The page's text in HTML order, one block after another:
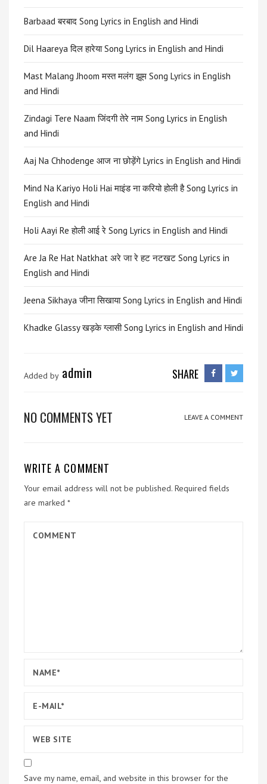
Barbaad बरबाद Song Lyrics in English and Hindi
Dil Haareya दिल हारेया Song Lyrics in English and Hindi
Mast Malang Jhoom मस्त मलंग झूम Song Lyrics in English
and Hindi
Zindagi Tere Naam जिंदगी तेरे नाम Song Lyrics in English
and Hindi
Aaj Na Chhodenge आज ना छोड़ेंगे Lyrics in English and Hindi
Mind Na Kariyo Holi Hai माइंड ना करियो होली है Song Lyrics in
English and Hindi
Holi Aayi Re होली आई रे Song Lyrics in English and Hindi
Are Ja Re Hat Natkhat अरे जा रे हट नटखट Song Lyrics in
English and Hindi
Jeena Sikhaya जीना सिखाया Song Lyrics in English and Hindi
Khadke Glassy खड़के ग्लासी Song Lyrics in English and Hindi
Added by admin SHARE
NO COMMENTS YET LEAVE A COMMENT
WRITE A COMMENT
Your email address will not be published. Required fields
are marked *
Save my name, email, and website in this browser for the